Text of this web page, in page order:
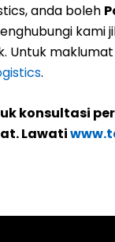
anda boleh
.
konsultasi
Lawati